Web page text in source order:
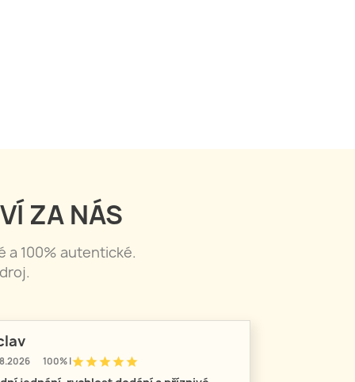
ZA NÁS
a 100% autentické.
100% |starstarstarstarstar